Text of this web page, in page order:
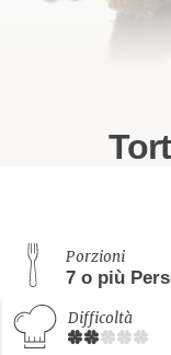
Porzioni
7 o più
Difficoltà